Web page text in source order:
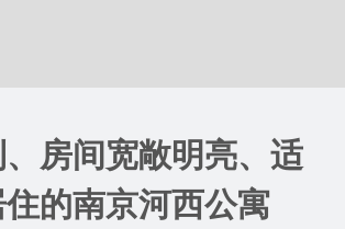
房间宽敞明亮、适
的南京河西公寓